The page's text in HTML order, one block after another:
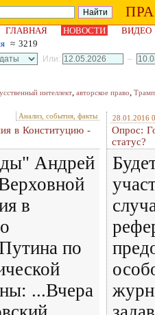
ГЛАВНАЯ НОВОСТИ
ВИДЕО
≈ 3219
Или: –
интеллект, авторское право, Трамп
Анализ, события, факты
в Конституцию -
Андрей
в
по
...Вчера
28.01.2016
Опрос:
статус?